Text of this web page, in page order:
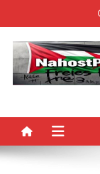
to
content